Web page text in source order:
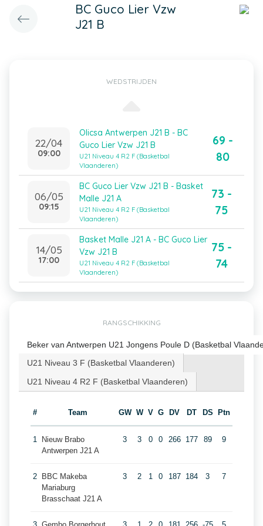
BC Guco Lier Vzw
J21 B
WEDSTRIJDEN
22/04
09:00
Olicsa Antwerpen J21 B - BC
Guco Lier Vzw J21 B
U21 Niveau 4 R2 F (Basketbal
Vlaanderen)
69 -
80
06/05
09:15
BC Guco Lier Vzw J21 B - Basket
Malle J21 A
U21 Niveau 4 R2 F (Basketbal
Vlaanderen)
73 -
75
14/05
17:00
Basket Malle J21 A - BC Guco Lier
Vzw J21 B
U21 Niveau 4 R2 F (Basketbal
Vlaanderen)
75 -
74
RANGSCHIKKING
Beker van Antwerpen U21 Jongens Poule D (Basketbal
U21 Niveau 3 F (Basketbal Vlaanderen)
U21 Niveau 4 R2 F (Basketbal Vlaanderen)
# Team GW W V G DV DT DS Ptn
1
Nieuw Brabo
Antwerpen J21 A
3 3 0 0 266 177 89 9
2
BBC Makeba
Mariaburg
Brasschaat J21 A
3 2 1 0 187 184 3 7